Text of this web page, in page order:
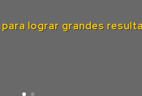
lograr grandes